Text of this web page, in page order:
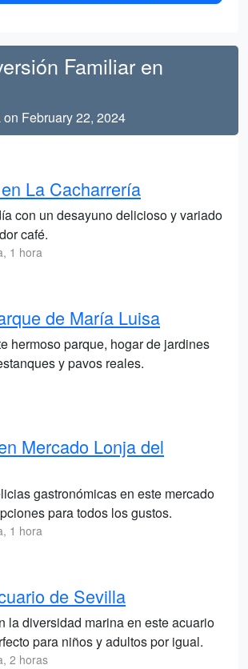
Familiar en
February 22, 2024
La Cacharrería
con un desayuno delicioso y variado
café.
1 hora
de María Luisa
hermoso parque, hogar de jardines
y pavos reales.
Mercado Lonja del
gastronómicas en este mercado
para todos los gustos.
1 hora
de Sevilla
la diversidad marina en este acuario
para niños y adultos por igual.
2 horas